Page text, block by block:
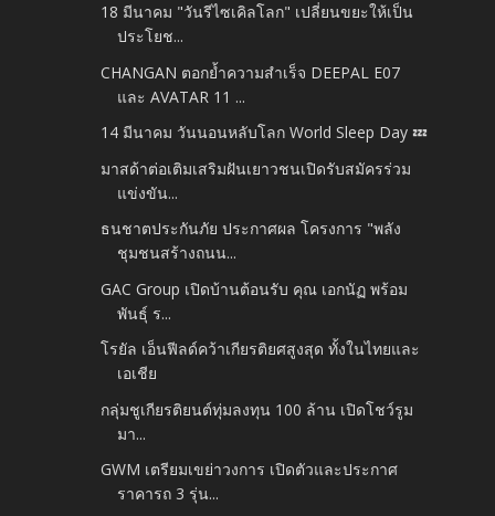
18 มีนาคม "วันรีไซเคิลโลก" เปลี่ยนขยะให้เป็น
ประโยช...
CHANGAN ตอกย้ำความสำเร็จ DEEPAL E07
และ AVATAR 11 ...
14 มีนาคม วันนอนหลับโลก World Sleep Day 💤
มาสด้าต่อเติมเสริมฝันเยาวชนเปิดรับสมัครร่วม
แข่งขัน...
ธนชาตประกันภัย ประกาศผล โครงการ "พลัง
ชุมชนสร้างถนน...
GAC Group เปิดบ้านต้อนรับ คุณ เอกนัฏ พร้อม
พันธุ์ ร...
โรยัล เอ็นฟีลด์คว้าเกียรติยศสูงสุด ทั้งในไทยและ
เอเชีย
กลุ่มชูเกียรติยนต์ทุ่มลงทุน 100 ล้าน เปิดโชว์รูม
มา...
GWM เตรียมเขย่าวงการ เปิดตัวและประกาศ
ราคารถ 3 รุ่น...